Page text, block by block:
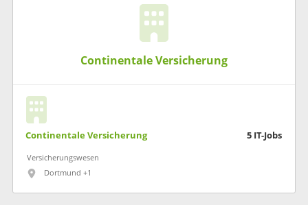
Continentale Versicherung
Continentale Versicherung 5 IT-Jobs
Versicherungswesen
Dortmund +1